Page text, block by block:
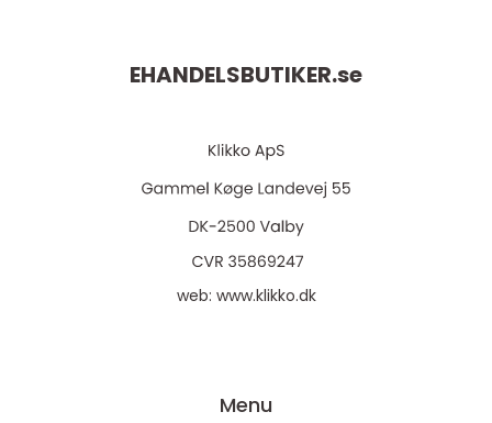
EHANDELSBUTIKER.se
web: www.klikko.dk
Menu